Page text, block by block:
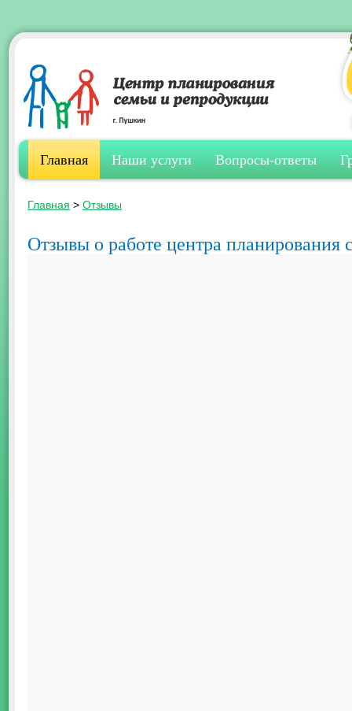
Главная Наши услуги Вопросы-ответы
Главная > Отзывы
Отзывы о работе центра планирования